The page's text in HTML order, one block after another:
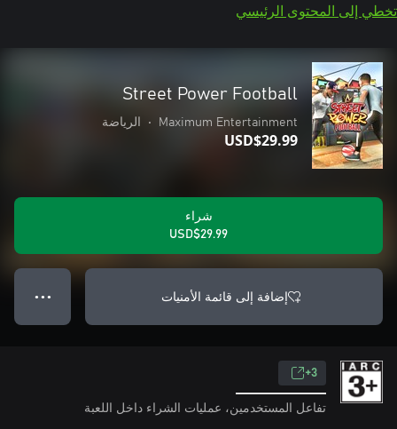
تخطي إلى المحتوى الرئيسي
Street Power Football
Maximum Entertainment
• الرياضة
USD$29.99
شراء
USD$29.99
إضافة إلى قائمة الأمنيات ● ● ●
3+
تفاعل المستخدمين، عمليات الشراء داخل اللعبة